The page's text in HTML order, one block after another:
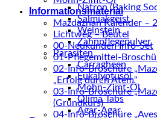
Informationsmaterial
Mazdaznan Kalender –
Lichtweg – Beutel
00-Neukunden Info-Set
01-Pflegemittel-
02-Info-Broschüre
„Erfolg durch Atem“
03-Info-Broschüre
(Grundkurs)
04-Info-Broschüre
Natron (Baking
Salmiakgeist
Weinstein
Zahnpflegepulver
Parasiten
Carragheen
Eukalyptusöl
Mohn-Zimt-Öl
Olima Tabs
Agar-Agar